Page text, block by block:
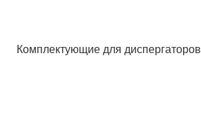
Комплектующие для диспергаторов